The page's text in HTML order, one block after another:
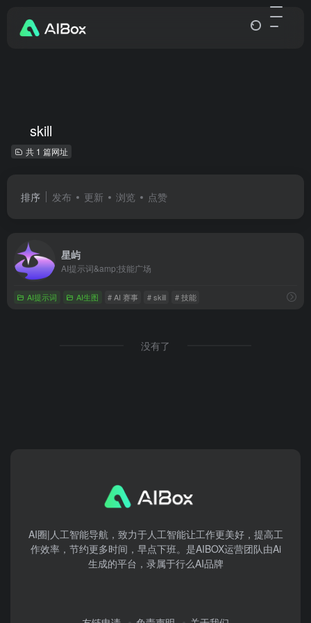
skill
共 1 篇网址
排序 发布 更新 浏览 点赞
星屿
AI提示词&amp;技能广场
AI提示词 AI生图 # AI 赛事 # skill # 技能
没有了
AI圈|人工智能导航，致力于人工智能让工作更美好，提高工
作效率，节约更多时间，早点下班。是AIBOX运营团队由Ai
生成的平台，录属于行么AI品牌